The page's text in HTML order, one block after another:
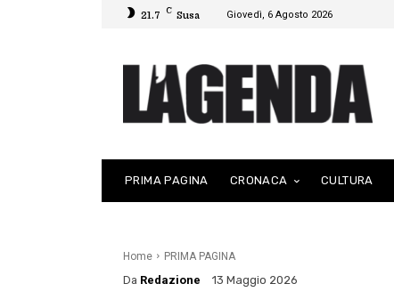
21.7 C Susa Giovedì, 6 Agosto 2026
PRIMA PAGINA CRONACA CULTURA
Home PRIMA PAGINA
Da Redazione 13 Maggio 2026